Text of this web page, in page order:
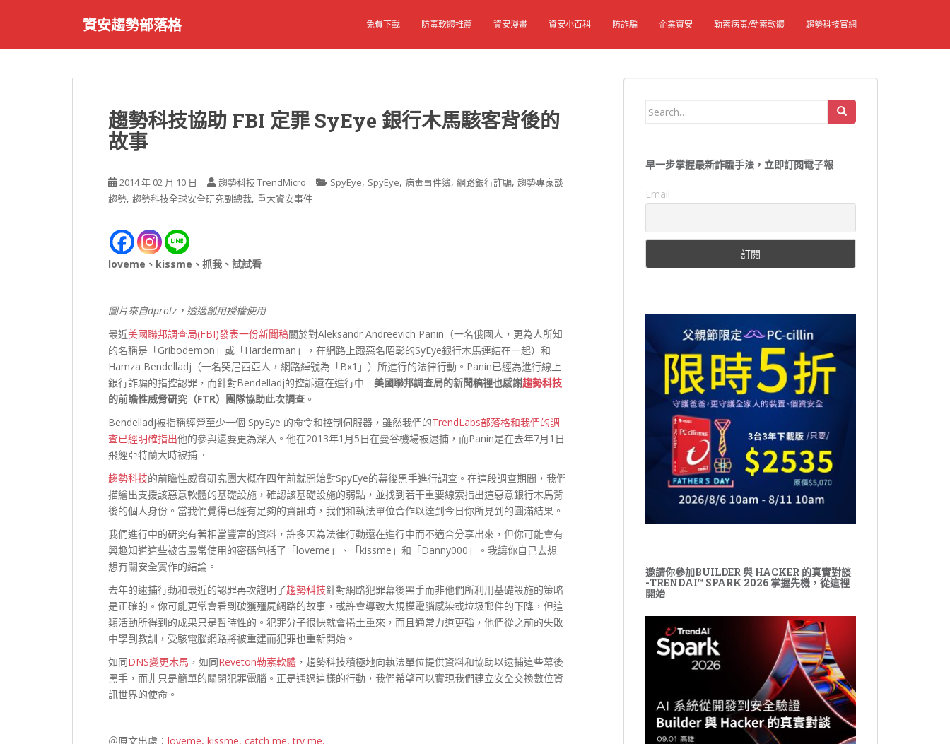
資安趨勢部落格 免費下載 防毒軟體推薦 資安漫畫 資安小百科 防詐騙 企業資安 勒索病毒/勒索軟體 趨勢科技官網
趨勢科技協助 FBI 定罪 SyEye 銀行木馬駭客背後的
故事
2014 年 02 月 10 日 趨勢科技 TrendMicro SpyEye, SpyEye, 病毒事件簿, 網路銀行詐騙, 趨勢專家談
趨勢, 趨勢科技全球安全研究副總裁, 重大資安事件
loveme、kissme、抓我、試試看
圖片來自dprotz，透過創用授權使用
最近美國聯邦調查局(FBI)發表一份新聞稿關於對Aleksandr Andreevich Panin（一名俄國人，更為人所知
的名稱是「Gribodemon」或「Harderman」，在網路上跟惡名昭彰的SyEye銀行木馬連結在一起）和
Hamza Bendelladj（一名突尼西亞人，網路綽號為「Bx1」）所進行的法律行動。Panin已經為進行線上
銀行詐騙的指控認罪，而針對Bendelladj的控訴還在進行中。 美國聯邦調查局的新聞稿裡也感謝趨勢科技
的前瞻性威脅研究（FTR）團隊協助此次調查 。
Bendelladj被指稱經營至少一個 SpyEye 的命令和控制伺服器，雖然我們的TrendLabs部落格和我們的調
查已經明確指出他的參與還要更為深入。他在2013年1月5日在曼谷機場被逮捕，而Panin是在去年7月1日
飛經亞特蘭大時被捕。
趨勢科技的前瞻性威脅研究團大概在四年前就開始對SpyEye的幕後黑手進行調查。在這段調查期間，我們
描繪出支援該惡意軟體的基礎設施，確認該基礎設施的弱點，並找到若干重要線索指出這惡意銀行木馬背
後的個人身份。當我們覺得已經有足夠的資訊時，我們和執法單位合作以達到今日你所見到的圓滿結果。
我們進行中的研究有著相當豐富的資料，許多因為法律行動還在進行中而不適合分享出來，但你可能會有
興趣知道這些被告最常使用的密碼包括了「loveme」、「kissme」和「Danny000」。我讓你自己去想
想有關安全實作的結論。
去年的逮捕行動和最近的認罪再次證明了趨勢科技針對網路犯罪幕後黑手而非他們所利用基礎設施的策略
是正確的。你可能更常會看到破獲殭屍網路的故事，或許會導致大規模電腦感染或垃圾郵件的下降，但這
類活動所得到的成果只是暫時性的。犯罪分子很快就會捲土重來，而且通常力道更強，他們從之前的失敗
中學到教訓，受駭電腦網路將被重建而犯罪也重新開始。
如同DNS變更木馬 ，如同Reveton勒索軟體 ，趨勢科技積極地向執法單位提供資料和協助以逮捕這些幕後
黑手，而非只是簡單的關閉犯罪電腦。正是通過這樣的行動，我們希望可以實現我們建立安全交換數位資
訊世界的使命。
＠原文出處： loveme, kissme, catch me, try me.
Search
早一步掌握最新詐騙手法，立即訂閱電子報
Email
邀請你參加BUILDER 與 HACKER 的真實對談
-TRENDAI™ SPARK 2026 掌握先機，從這裡
開始